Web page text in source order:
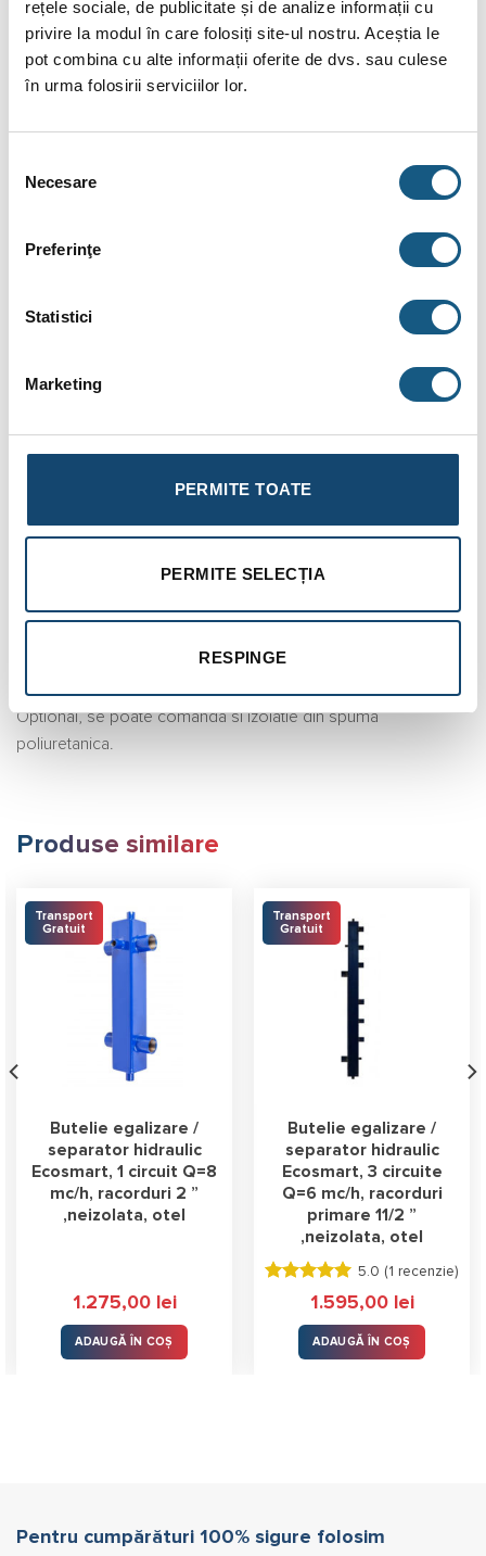
rețele sociale, de publicitate și de analize informații cu
privire la modul în care folosiți site-ul nostru. Aceștia le
pot combina cu alte informații oferite de dvs. sau culese
în urma folosirii serviciilor lor.
consimțământului
Necesare
Preferinţe
Statistici
Marketing
PERMITE TOATE
PERMITE SELECȚIA
RESPINGE
Tip material: otel FE37 UNI10255
Tip finisaj: Vopsea epoxidica
Grosime: 15 mm
Temperatura maxima de deformare : 90°C
Optional, se poate comanda si izolatie din spuma
poliuretanica.
Produse similare
Transport
Gratuit
Butelie egalizare /
separator hidraulic
Ecosmart, 1 circuit Q=8
mc/h, racorduri 2 ”
,neizolata, otel
1.275,00 lei
ADAUGĂ ÎN COȘ
Transport
Gratuit
Butelie egalizare /
separator hidraulic
Ecosmart, 3 circuite
Q=6 mc/h, racorduri
primare 11/2 ”
,neizolata, otel
Evaluat la
stele
din 5
5.0 (1 recenzie)
1.595,00 lei
ADAUGĂ ÎN COȘ
Pentru cumpărături 100% sigure folosim